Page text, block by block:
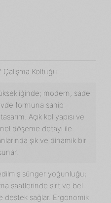
Çalışma Koltuğu
modern, sade
formuna sahip
Açık kol yapısı ve
döşeme detayı ile
şık ve dinamik bir
sünger yoğunluğu;
saatlerinde sırt ve bel
destek sağlar. Ergonomik